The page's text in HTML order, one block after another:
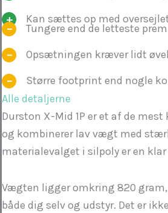
Kan sættes op med
Tungere end de letteste
Opsætningen kræver lidt
Større footprint end nogle
Alle detaljerne
Durston X-Mid 1P er et af de
og kombinerer lav vægt med
materialevalget i silpoly er en
Vægten ligger omkring 820
både dig selv og udstyr. Det er